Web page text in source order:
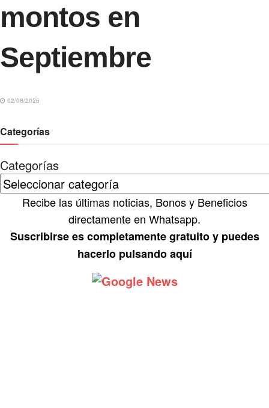
montos en
Septiembre
02/08/2026
Categorías
Categorías
Recibe las últimas noticias, Bonos y Beneficios
directamente en Whatsapp.
Suscribirse es completamente gratuito y puedes
hacerlo pulsando aquí